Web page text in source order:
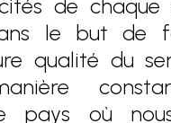
de chaque
le but de
qualité du
pays où